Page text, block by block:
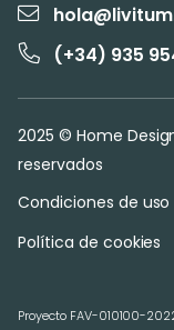
(+34) 935
2025 © Home
reservados
Condiciones de uso
Política de cookies
Proyecto FAV-010100-